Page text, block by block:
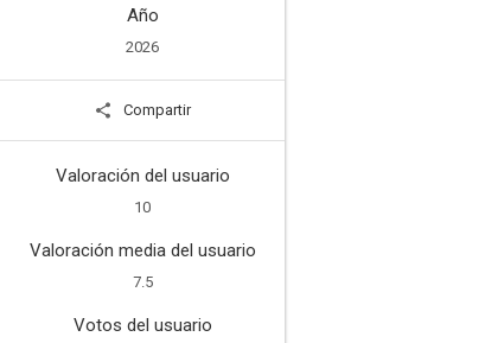
Año
2026
Compartir
Valoración del usuario
10
Valoración media del usuario
7.5
Votos del usuario